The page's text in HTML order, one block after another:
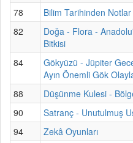
78
Bilim Tarihinden
82
Doğa - Flora -
Bitkisi
84
Gökyüzü - Jüpiter
Ayın Önemli Gök
88
Düşünme Kulesi -
90
Satranç - Unutulmuş
94
Zekâ Oyunları